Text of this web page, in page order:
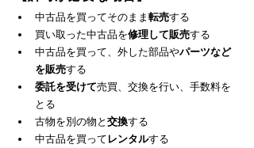
中古品を買ってそのまま 転売する
買い取った中古品を修理して販売する
中古品を買って、外した部品やパーツなど
を販売する
委託を受けて売買、交換を行い、手数料を
とる
古物を別の物と 交換する
中古品を買って レンタルする